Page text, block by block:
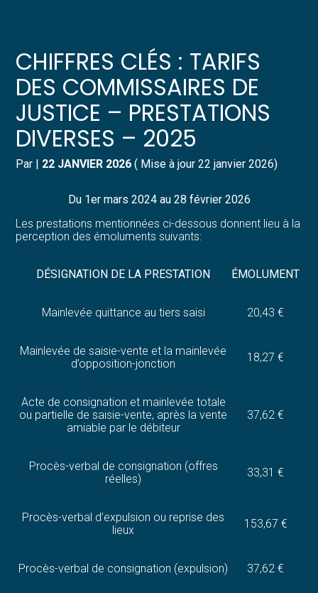
Gérer votre quotidien
Piloter votre entreprise
Développer votre entreprise
Structurer votre croissance
électronique
Suivre votre comptabilité
Gérer vos ressources humaines
Dématérialiser vos documents
CHIFFRES CLÉS : TARIFS
DES COMMISSAIRES DE
JUSTICE – PRESTATIONS
DIVERSES – 2025
Par | 22 JANVIER 2026 ( Mise à jour 22 janvier 2026)
Du 1er mars 2024 au 28 février 2026
Les prestations mentionnées ci-dessous donnent lieu à la
perception des émoluments suivants:
DÉSIGNATION DE LA PRESTATION ÉMOLUMENT
Mainlevée quittance au tiers saisi 20,43 €
Mainlevée de saisie-vente et la mainlevée
d’opposition-jonction
18,27 €
Acte de consignation et mainlevée totale
ou partielle de saisie-vente, après la vente
amiable par le débiteur
37,62 €
Procès-verbal de consignation (offres
réelles)
33,31 €
Procès-verbal d’expulsion ou reprise des
lieux
153,67 €
Procès-verbal de consignation (expulsion) 37,62 €